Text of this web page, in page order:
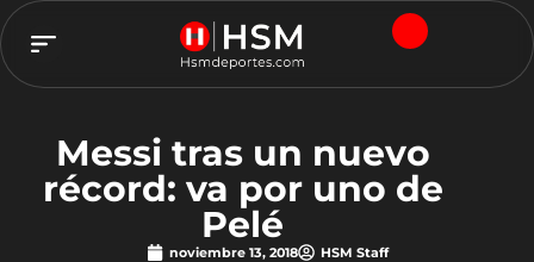
Messi tras un nuevo
récord: va por uno de
Pelé
noviembre 13, 2018 HSM Staff